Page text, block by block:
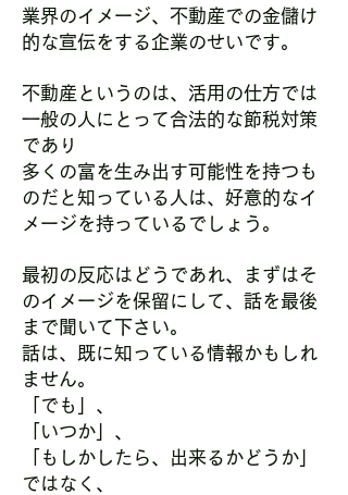
業界のイメージ、不動産での金儲け
的な宣伝をする企業のせいです。
不動産というのは、活用の仕方では
一般の人にとって合法的な節税対策
であり
多くの富を生み出す可能性を持つも
のだと知っている人は、好意的なイ
メージを持っているでしょう。
最初の反応はどうであれ、まずはそ
のイメージを保留にして、話を最後
まで聞いて下さい。
話は、既に知っている情報かもしれ
ません。
「でも」、
「いつか」、
「もしかしたら、出来るかどうか」
ではなく、